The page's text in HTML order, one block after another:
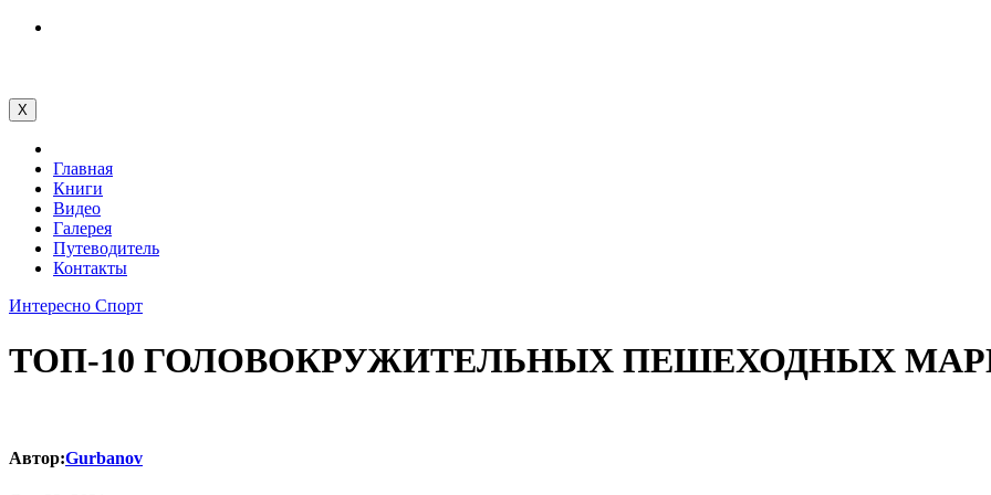
Перейти
X
Главная
Книги
Видео
Галерея
Путеводитель
Контакты
Интересно Спорт
ТОП-10 ГОЛОВОКРУЖИТЕЛЬНЫХ ПЕШЕХОДНЫХ
Автор:Gurbanov